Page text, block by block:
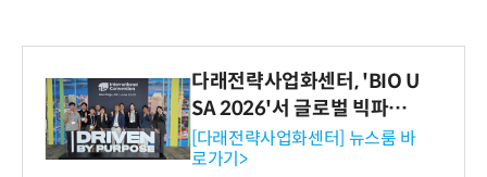
다래전략사업화센터, 'BIO U
SA 2026'서 글로벌 빅파마
와의 비즈니스 미팅 지원…K
-바이오 해외 진출 교두보 확
[다래전략사업화센터] 뉴스룸 바
로가기>